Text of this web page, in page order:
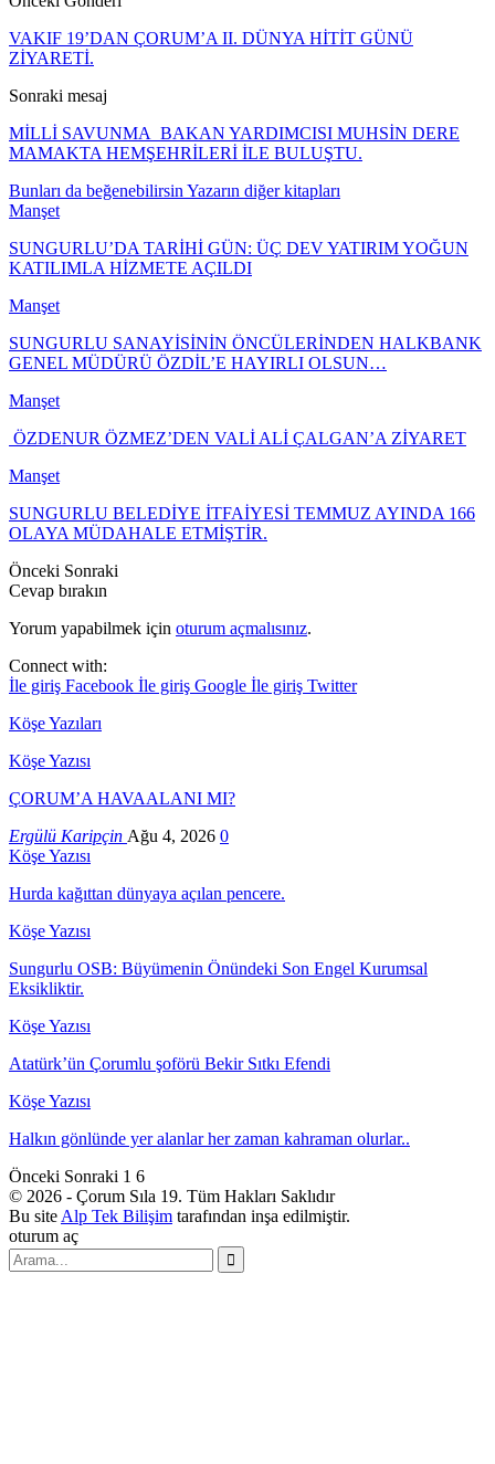
VAKIF 19’DAN ÇORUM’A II. DÜNYA HİTİT GÜNÜ
ZİYARETİ.
Sonraki mesaj
MİLLİ SAVUNMA BAKAN YARDIMCISI MUHSİN DERE
MAMAKTA HEMŞEHRİLERİ İLE BULUŞTU.
Bunları da beğenebilirsin Yazarın diğer kitapları
Manşet
SUNGURLU’DA TARİHİ GÜN: ÜÇ DEV YATIRIM YOĞUN
KATILIMLA HİZMETE AÇILDI
Manşet
SUNGURLU SANAYİSİNİN ÖNCÜLERİNDEN HALKBANK
GENEL MÜDÜRÜ ÖZDİL’E HAYIRLI OLSUN…
Manşet
ÖZDENUR ÖZMEZ’DEN VALİ ALİ ÇALGAN’A ZİYARET
Manşet
SUNGURLU BELEDİYE İTFAİYESİ TEMMUZ AYINDA 166
OLAYA MÜDAHALE ETMİŞTİR.
Önceki Sonraki
Cevap bırakın
Yorum yapabilmek için oturum açmalısınız.
Connect with:
İle giriş Facebook İle giriş Google İle giriş Twitter
Köşe Yazıları
Köşe Yazısı
ÇORUM’A HAVAALANI MI?
Ergülü Karipçin Ağu 4, 2026 0
Köşe Yazısı
Hurda kağıttan dünyaya açılan pencere.
Köşe Yazısı
Sungurlu OSB: Büyümenin Önündeki Son Engel Kurumsal
Eksikliktir.
Köşe Yazısı
Atatürk’ün Çorumlu şoförü Bekir Sıtkı Efendi
Köşe Yazısı
Halkın gönlünde yer alanlar her zaman kahraman olurlar..
Önceki Sonraki 1 6
© 2026 - Çorum Sıla 19. Tüm Hakları Saklıdır
Bu site Alp Tek Bilişim tarafından inşa edilmiştir.
oturum aç